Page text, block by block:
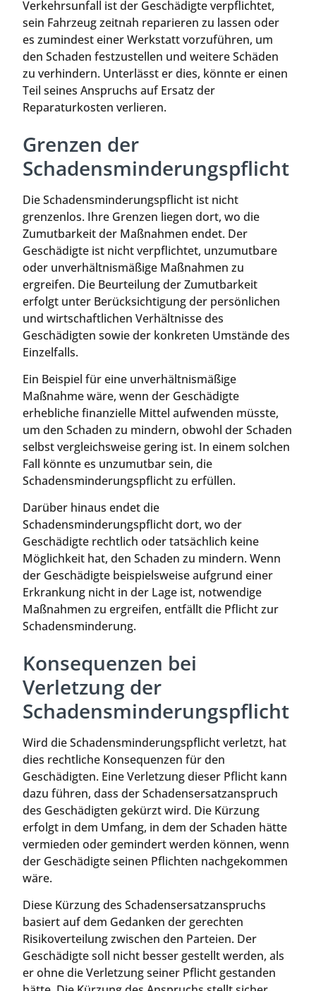
Verkehrsunfall ist der Geschädigte verpflichtet,
sein Fahrzeug zeitnah reparieren zu lassen oder
es zumindest einer Werkstatt vorzuführen, um
den Schaden festzustellen und weitere Schäden
zu verhindern. Unterlässt er dies, könnte er einen
Teil seines Anspruchs auf Ersatz der
Reparaturkosten verlieren.
Grenzen der
Schadensminderungspflicht
Die Schadensminderungspflicht ist nicht
grenzenlos. Ihre Grenzen liegen dort, wo die
Zumutbarkeit der Maßnahmen endet. Der
Geschädigte ist nicht verpflichtet, unzumutbare
oder unverhältnismäßige Maßnahmen zu
ergreifen. Die Beurteilung der Zumutbarkeit
erfolgt unter Berücksichtigung der persönlichen
und wirtschaftlichen Verhältnisse des
Geschädigten sowie der konkreten Umstände des
Einzelfalls.
Ein Beispiel für eine unverhältnismäßige
Maßnahme wäre, wenn der Geschädigte
erhebliche finanzielle Mittel aufwenden müsste,
um den Schaden zu mindern, obwohl der Schaden
selbst vergleichsweise gering ist. In einem solchen
Fall könnte es unzumutbar sein, die
Schadensminderungspflicht zu erfüllen.
Darüber hinaus endet die
Schadensminderungspflicht dort, wo der
Geschädigte rechtlich oder tatsächlich keine
Möglichkeit hat, den Schaden zu mindern. Wenn
der Geschädigte beispielsweise aufgrund einer
Erkrankung nicht in der Lage ist, notwendige
Maßnahmen zu ergreifen, entfällt die Pflicht zur
Schadensminderung.
Konsequenzen bei
Verletzung der
Schadensminderungspflicht
Wird die Schadensminderungspflicht verletzt, hat
dies rechtliche Konsequenzen für den
Geschädigten. Eine Verletzung dieser Pflicht kann
dazu führen, dass der Schadensersatzanspruch
des Geschädigten gekürzt wird. Die Kürzung
erfolgt in dem Umfang, in dem der Schaden hätte
vermieden oder gemindert werden können, wenn
der Geschädigte seinen Pflichten nachgekommen
wäre.
Diese Kürzung des Schadensersatzanspruchs
basiert auf dem Gedanken der gerechten
Risikoverteilung zwischen den Parteien. Der
Geschädigte soll nicht besser gestellt werden, als
er ohne die Verletzung seiner Pflicht gestanden